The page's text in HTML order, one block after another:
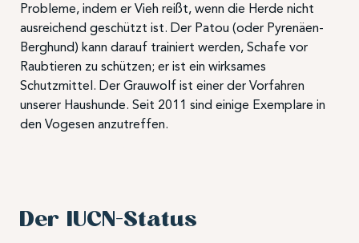
Probleme, indem er Vieh reißt, wenn die Herde nicht
ausreichend geschützt ist. Der Patou (oder Pyrenäen-
Berghund) kann darauf trainiert werden, Schafe vor
Raubtieren zu schützen; er ist ein wirksames
Schutzmittel. Der Grauwolf ist einer der Vorfahren
unserer Haushunde. Seit 2011 sind einige Exemplare in
den Vogesen anzutreffen.
Der IUCN-Status